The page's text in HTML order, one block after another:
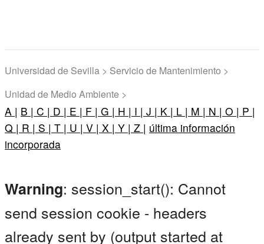
Universidad de Sevilla > Servicio de Mantenimiento >
Unidad de Medio Ambiente >
A | B | C | D | E | F | G | H | I | J | K | L | M | N | O | P |
Q | R | S | T | U | V | X | Y | Z | última información
incorporada
Warning: session_start(): Cannot
send session cookie - headers
already sent by (output started at